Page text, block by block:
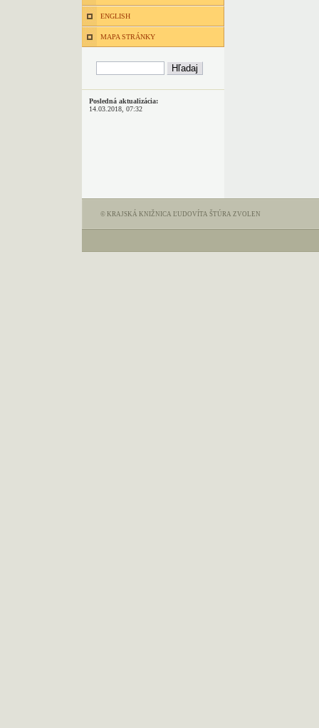
ENGLISH
MAPA STRÁNKY
Posledná aktualizácia:
14.03.2018, 07:32
© KRAJSKÁ KNIŽNICA ĽUDOVÍTA ŠTÚRA ZVOLEN